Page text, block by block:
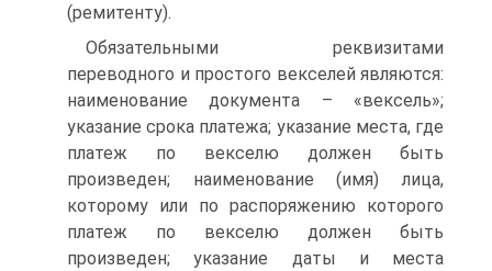
(ремитенту).
Обязательными реквизитами
переводного и простого векселей являются:
наименование документа – «вексель»;
указание срока платежа; указание места, где
платеж по векселю должен быть
произведен; наименование (имя) лица,
которому или по распоряжению которого
платеж по векселю должен быть
произведен; указание даты и места